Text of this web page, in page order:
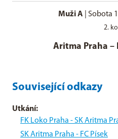
Muži A Sobota
2.
Aritma Praha –
Související odkazy
Utkání:
FK Loko Praha - SK Aritma
SK Aritma Praha - FC Písek